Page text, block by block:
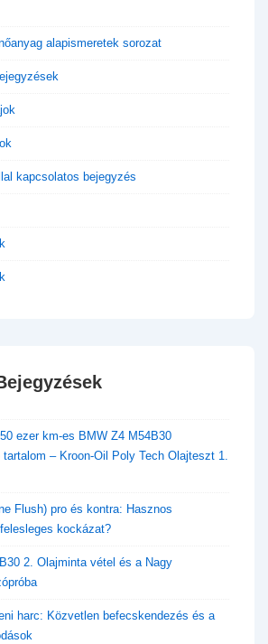
alapismeretek sorozat
kapcsolatos bejegyzés
ezer km-es BMW Z4 M54B30
– Kroon-Oil Poly Tech Olajteszt 1.
Flush) pro és kontra: Hasznos
kockázat?
2. Olajminta vétel és a Nagy
harc: Közvetlen befecskendezés és a